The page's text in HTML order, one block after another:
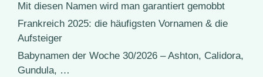
Mit diesen Namen wird man garantiert gemobbt
Frankreich 2025: die häufigsten Vornamen & die
Aufsteiger
Babynamen der Woche 30/2026 – Ashton, Calidora,
Gundula, …